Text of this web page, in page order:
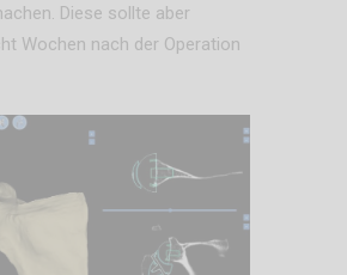
Diese sollte aber
Wochen nach der Operation